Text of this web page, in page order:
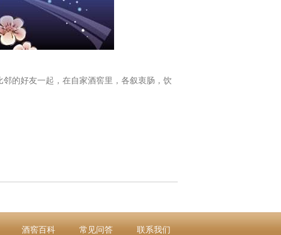
的好友一起，在自家酒窖里，各叙衷肠，饮
酒窖百科 常见问答 联系我们